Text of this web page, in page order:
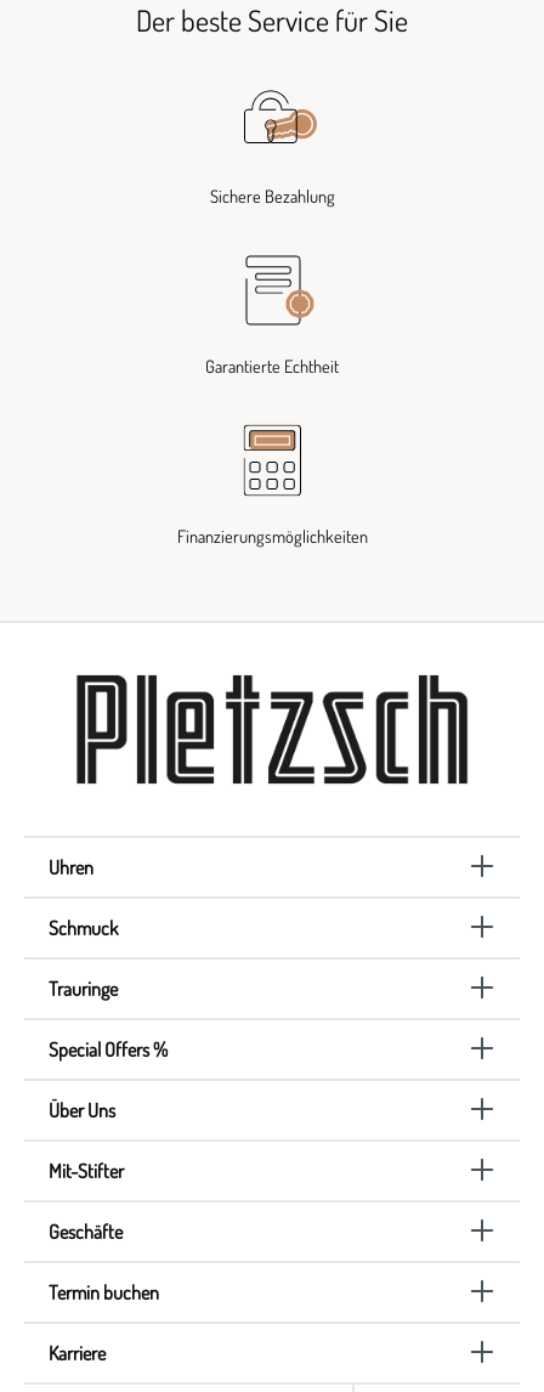
Der beste Service für Sie
Sichere Bezahlung
Garantierte Echtheit
Finanzierungsmöglichkeiten
Uhren
Schmuck
Trauringe
Special Offers %
Über Uns
Mit-Stifter
Geschäfte
Termin buchen
Karriere